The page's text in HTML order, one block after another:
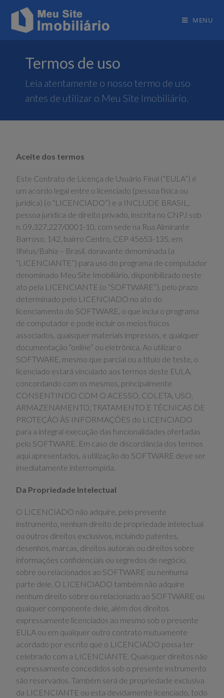
MENU
Termos de uso
Leia atentamente o nosso termo de uso
antes de utilizar o Meu Site Imobiliário.
Aceite dos termos
Este Contrato de Licença de Usuário Final (“EULA”) é
um acordo legal entre o licenciado (pessoa física ou
jurídica) (o “LICENCIADO”) e a INCLUDE BRASIL,
pessoa jurídica de direito privado, inscrita no CNPJ sob
n. 09.327.227/0001-10, com sede na Rua Almirante
Barroso, 142, bairro Centro, CEP 45653-135, em
Ilhéus/Bahia – Brasil, doravante denominada (a
“LICENCIANTE”) para uso do programa de computador
denominado Meu Site Imobiliário, disponibilizado neste
ato pela LICENCIANTE (o “SOFTWARE”), pelo prazo
determinado pelo LICENCIADO no ato do
licenciamento do SOFTWARE, o que inclui o programa
de computador e pode incluir os meios físicos
associados, quaisquer materiais impressos, e qualquer
documentação “online” ou eletrônica. Ao utilizar o
SOFTWARE, mesmo que parcial ou a título de teste, o
licenciado estará vinculado aos termos deste EULA,
concordando com os mesmos, principalmente
CONSENTINDO COM O ACESSO, COLETA, USO,
ARMAZENAMENTO, TRATAMENTO E TÉCNICAS DE
PROTEÇÃO ÀS INFORMAÇÕES do LICENCIADO
para a integral execução das funcionalidades ofertadas
pelo SOFTWARE. Em caso de discordância dos termos
aqui apresentados, a utilização do SOFTWARE deve ser
imediatamente interrompida.
Da Propriedade Intelectual
O LICENCIADO não adquire, pelo presente
instrumento, nenhum direito de propriedade intelectual
ou outros direitos exclusivos, incluindo patentes,
desenhos, marcas, direitos autorais ou direitos sobre
informações confidenciais ou segredos de negócio,
sobre ou relacionados ao SOFTWARE ou nenhuma
parte dele. O LICENCIADO também não adquire
nenhum direito sobre ou relacionado ao SOFTWARE ou
qualquer componente dele, além dos direitos
expressamente licenciados ao mesmo sob o presente
EULA ou em qualquer outro contrato mutuamente
acordado por escrito que o LICENCIADO possa ter
celebrado com a LICENCIANTE. Quaisquer direitos não
expressamente concedidos sob o presente instrumento
são reservados. Também será de propriedade exclusiva
da LICENCIANTE ou esta devidamente licenciado, todo